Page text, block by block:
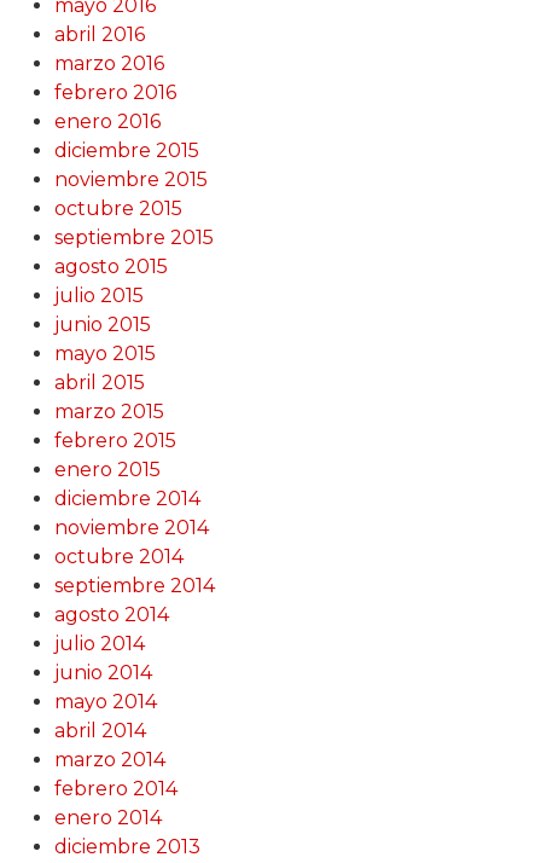
mayo 2016
abril 2016
marzo 2016
febrero 2016
enero 2016
diciembre 2015
noviembre 2015
octubre 2015
septiembre 2015
agosto 2015
julio 2015
junio 2015
mayo 2015
abril 2015
marzo 2015
febrero 2015
enero 2015
diciembre 2014
noviembre 2014
octubre 2014
septiembre 2014
agosto 2014
julio 2014
junio 2014
mayo 2014
abril 2014
marzo 2014
febrero 2014
enero 2014
diciembre 2013